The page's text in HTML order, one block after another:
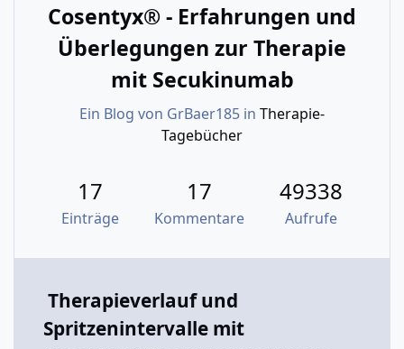
Cosentyx® - Erfahrungen und
Überlegungen zur Therapie
mit Secukinumab
Ein Blog von GrBaer185 in Therapie-
Tagebücher
17
Einträge
17
Kommentare
49338
Aufrufe
Therapieverlauf und
Spritzenintervalle mit